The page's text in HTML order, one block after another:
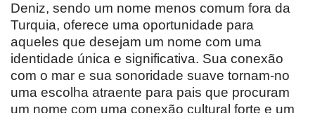
Deniz, sendo um nome menos comum fora da
Turquia, oferece uma oportunidade para
aqueles que desejam um nome com uma
identidade única e significativa. Sua conexão
com o mar e sua sonoridade suave tornam-no
uma escolha atraente para pais que procuram
um nome com uma conexão cultural forte e um